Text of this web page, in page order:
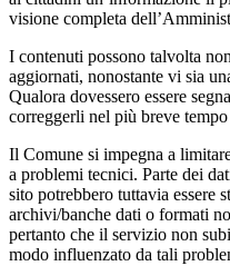
visione completa
I contenuti possono talvolta
aggiornati, nonostante vi sia
Qualora dovessero essere
correggerli nel più breve
Il Comune si impegna a
a problemi tecnici. Parte dei
sito potrebbero tuttavia essere
archivi/banche dati o formati
pertanto che il servizio non
modo influenzato da tali